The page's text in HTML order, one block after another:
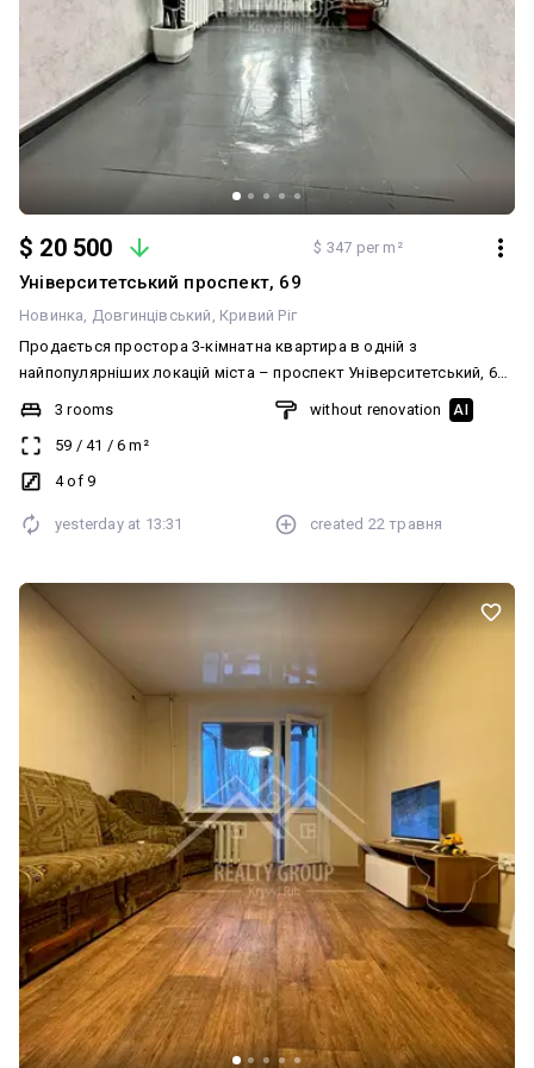
$ 20 500 $ 347 per m²
Університетський проспект, 69
Новинка Довгинцівський Кривий Ріг
Продається простора 3-кімнатна квартира в одній з
найпопулярніших локацій міста – проспект Університетський, 69
(Гагаріна), орієнтир Новинка / Рудана. Ідеальний варіант як для
комфортного проживання, так і для вигідної інвестиції під
оренду. • 4 поверх із 9 • Не кутова, дуже тепла • Двостороннє
планування – квартира добре провітрюється та освітлюється •
У квартирі вже виконано частковий ремонт: • у двох кімнатах
зроблені балкон та лоджія (лоджія облаштована у форматі
французького балкона) Поруч усе необхідне для комфортного
життя: магазини, транспорт, навчальні заклади, заклади
відпочинку та інша інфраструктура. Квартира має гарний
потенціал, чиста та охайна – можна заїхати та поступово
завершувати ремонт під свій смак. • Телефонуйте для детальної
інформації та перегляду.
3 rooms
59 / 41 / 6 m²
4 of 9
without renovation AI
yesterday at 13:31 created 22 травня